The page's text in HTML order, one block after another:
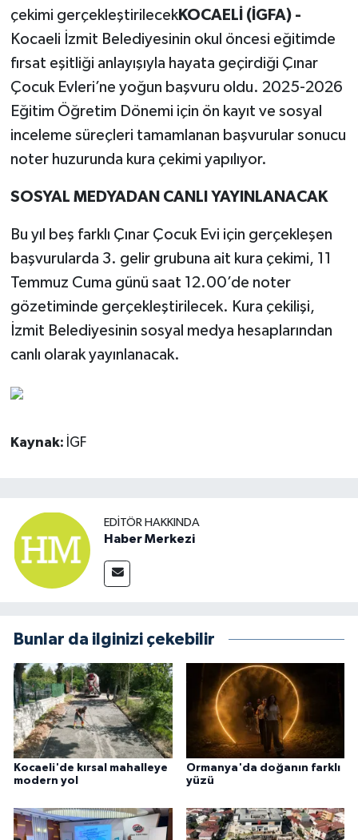
çekimi gerçekleştirilecekKOCAELİ (İGFA) -
Kocaeli İzmit Belediyesinin okul öncesi eğitimde
fırsat eşitliği anlayışıyla hayata geçirdiği Çınar
Çocuk Evleri’ne yoğun başvuru oldu. 2025-2026
Eğitim Öğretim Dönemi için ön kayıt ve sosyal
inceleme süreçleri tamamlanan başvurular sonucu
noter huzurunda kura çekimi yapılıyor.
SOSYAL MEDYADAN CANLI YAYINLANACAK
Bu yıl beş farklı Çınar Çocuk Evi için gerçekleşen
başvurularda 3. gelir grubuna ait kura çekimi, 11
Temmuz Cuma günü saat 12.00’de noter
gözetiminde gerçekleştirilecek. Kura çekilişi,
İzmit Belediyesinin sosyal medya hesaplarından
canlı olarak yayınlanacak.
Kaynak: İGF
EDITÖR HAKKINDA
Haber Merkezi
Bunlar da ilginizi çekebilir
Kocaeli'de kırsal mahalleye
modern yol
Ormanya'da doğanın farklı
yüzü